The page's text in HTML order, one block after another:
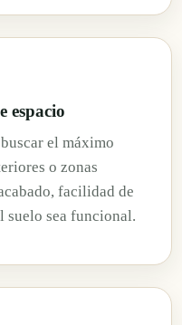
espacio
el máximo
o zonas
facilidad de
suelo sea funcional.